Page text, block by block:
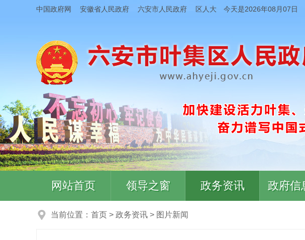
中国政府网 安徽省人民政府 六安市人民政府 区人大 今天是2026年08月07日
网站首页 领导之窗 政务资讯 政府信
当前位置： 首页 > 政务资讯 > 图片新闻